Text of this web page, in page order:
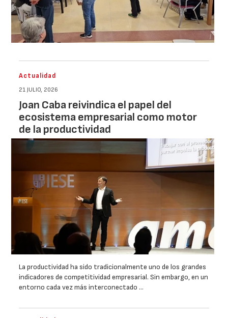
Actualidad
21 JULIO, 2026
Joan Caba reivindica el papel del
ecosistema empresarial como motor
de la productividad
La productividad ha sido tradicionalmente uno de los grandes
indicadores de competitividad empresarial. Sin embargo, en un
entorno cada vez más interconectado …